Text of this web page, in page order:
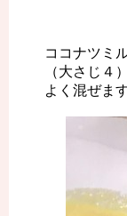
ココナツミ
（大さじ４
よく混ぜます